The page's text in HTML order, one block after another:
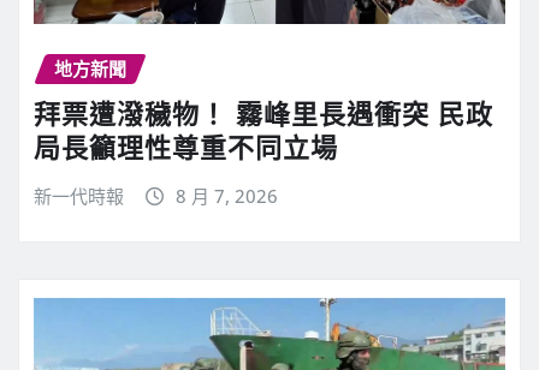
地方新聞
拜票遭潑穢物！ 霧峰里長遇衝突 民政
局長籲理性尊重不同立場
新一代時報 8 月 7, 2026